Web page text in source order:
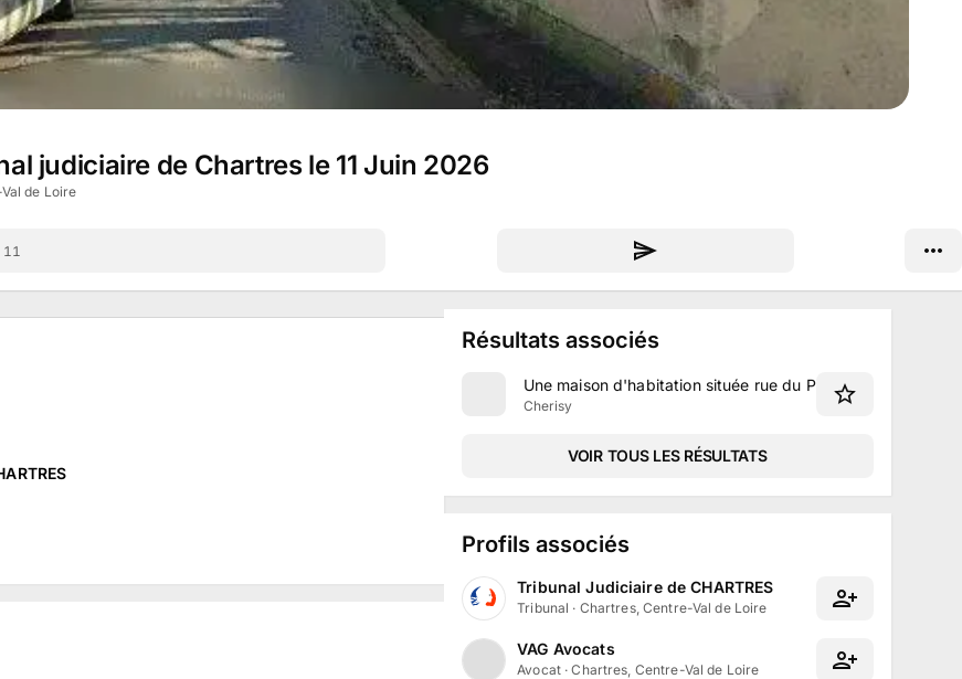
judiciaire de Chartres le 11 Juin 2026
de Loire
11
Résultats associés
Une maison d'habitation située rue du Prieuré à Cherisy
Cherisy
VOIR TOUS LES RÉSULTATS
Profils associés
Tribunal Judiciaire de CHARTRES
Tribunal · Chartres, Centre-Val de Loire
VAG Avocats
Avocat ·Chartres, Centre-Val de Loire